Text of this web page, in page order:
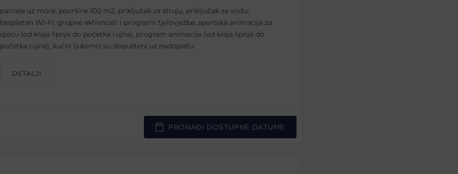
parcele uz more, površine 100 m2, priključak za struju, priključak za vodu,
besplatan WI-FI, grupne aktivnosti i programi tjelovježbe, sportska animacija za
djecu (od kraja lipnja do početka rujna), program animacije (od kraja lipnja do
početka rujna), kućni ljubimci su dopušteni uz nadoplatu
DETALJI
PRONAĐI DOSTUPNE DATUME